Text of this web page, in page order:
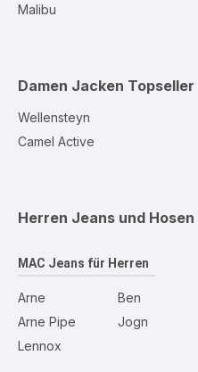
Malibu
Damen Jacken Topseller
Wellensteyn
Camel Active
Herren Jeans und Hosen
MAC Jeans für Herren
Arne
Arne Pipe
Lennox
Ben
Jogn